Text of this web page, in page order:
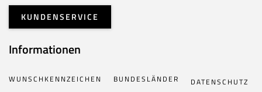
KUNDENSERVICE
Informationen
WUNSCHKENNZEICHEN BUNDESLÄNDER
DATENSCHUTZ